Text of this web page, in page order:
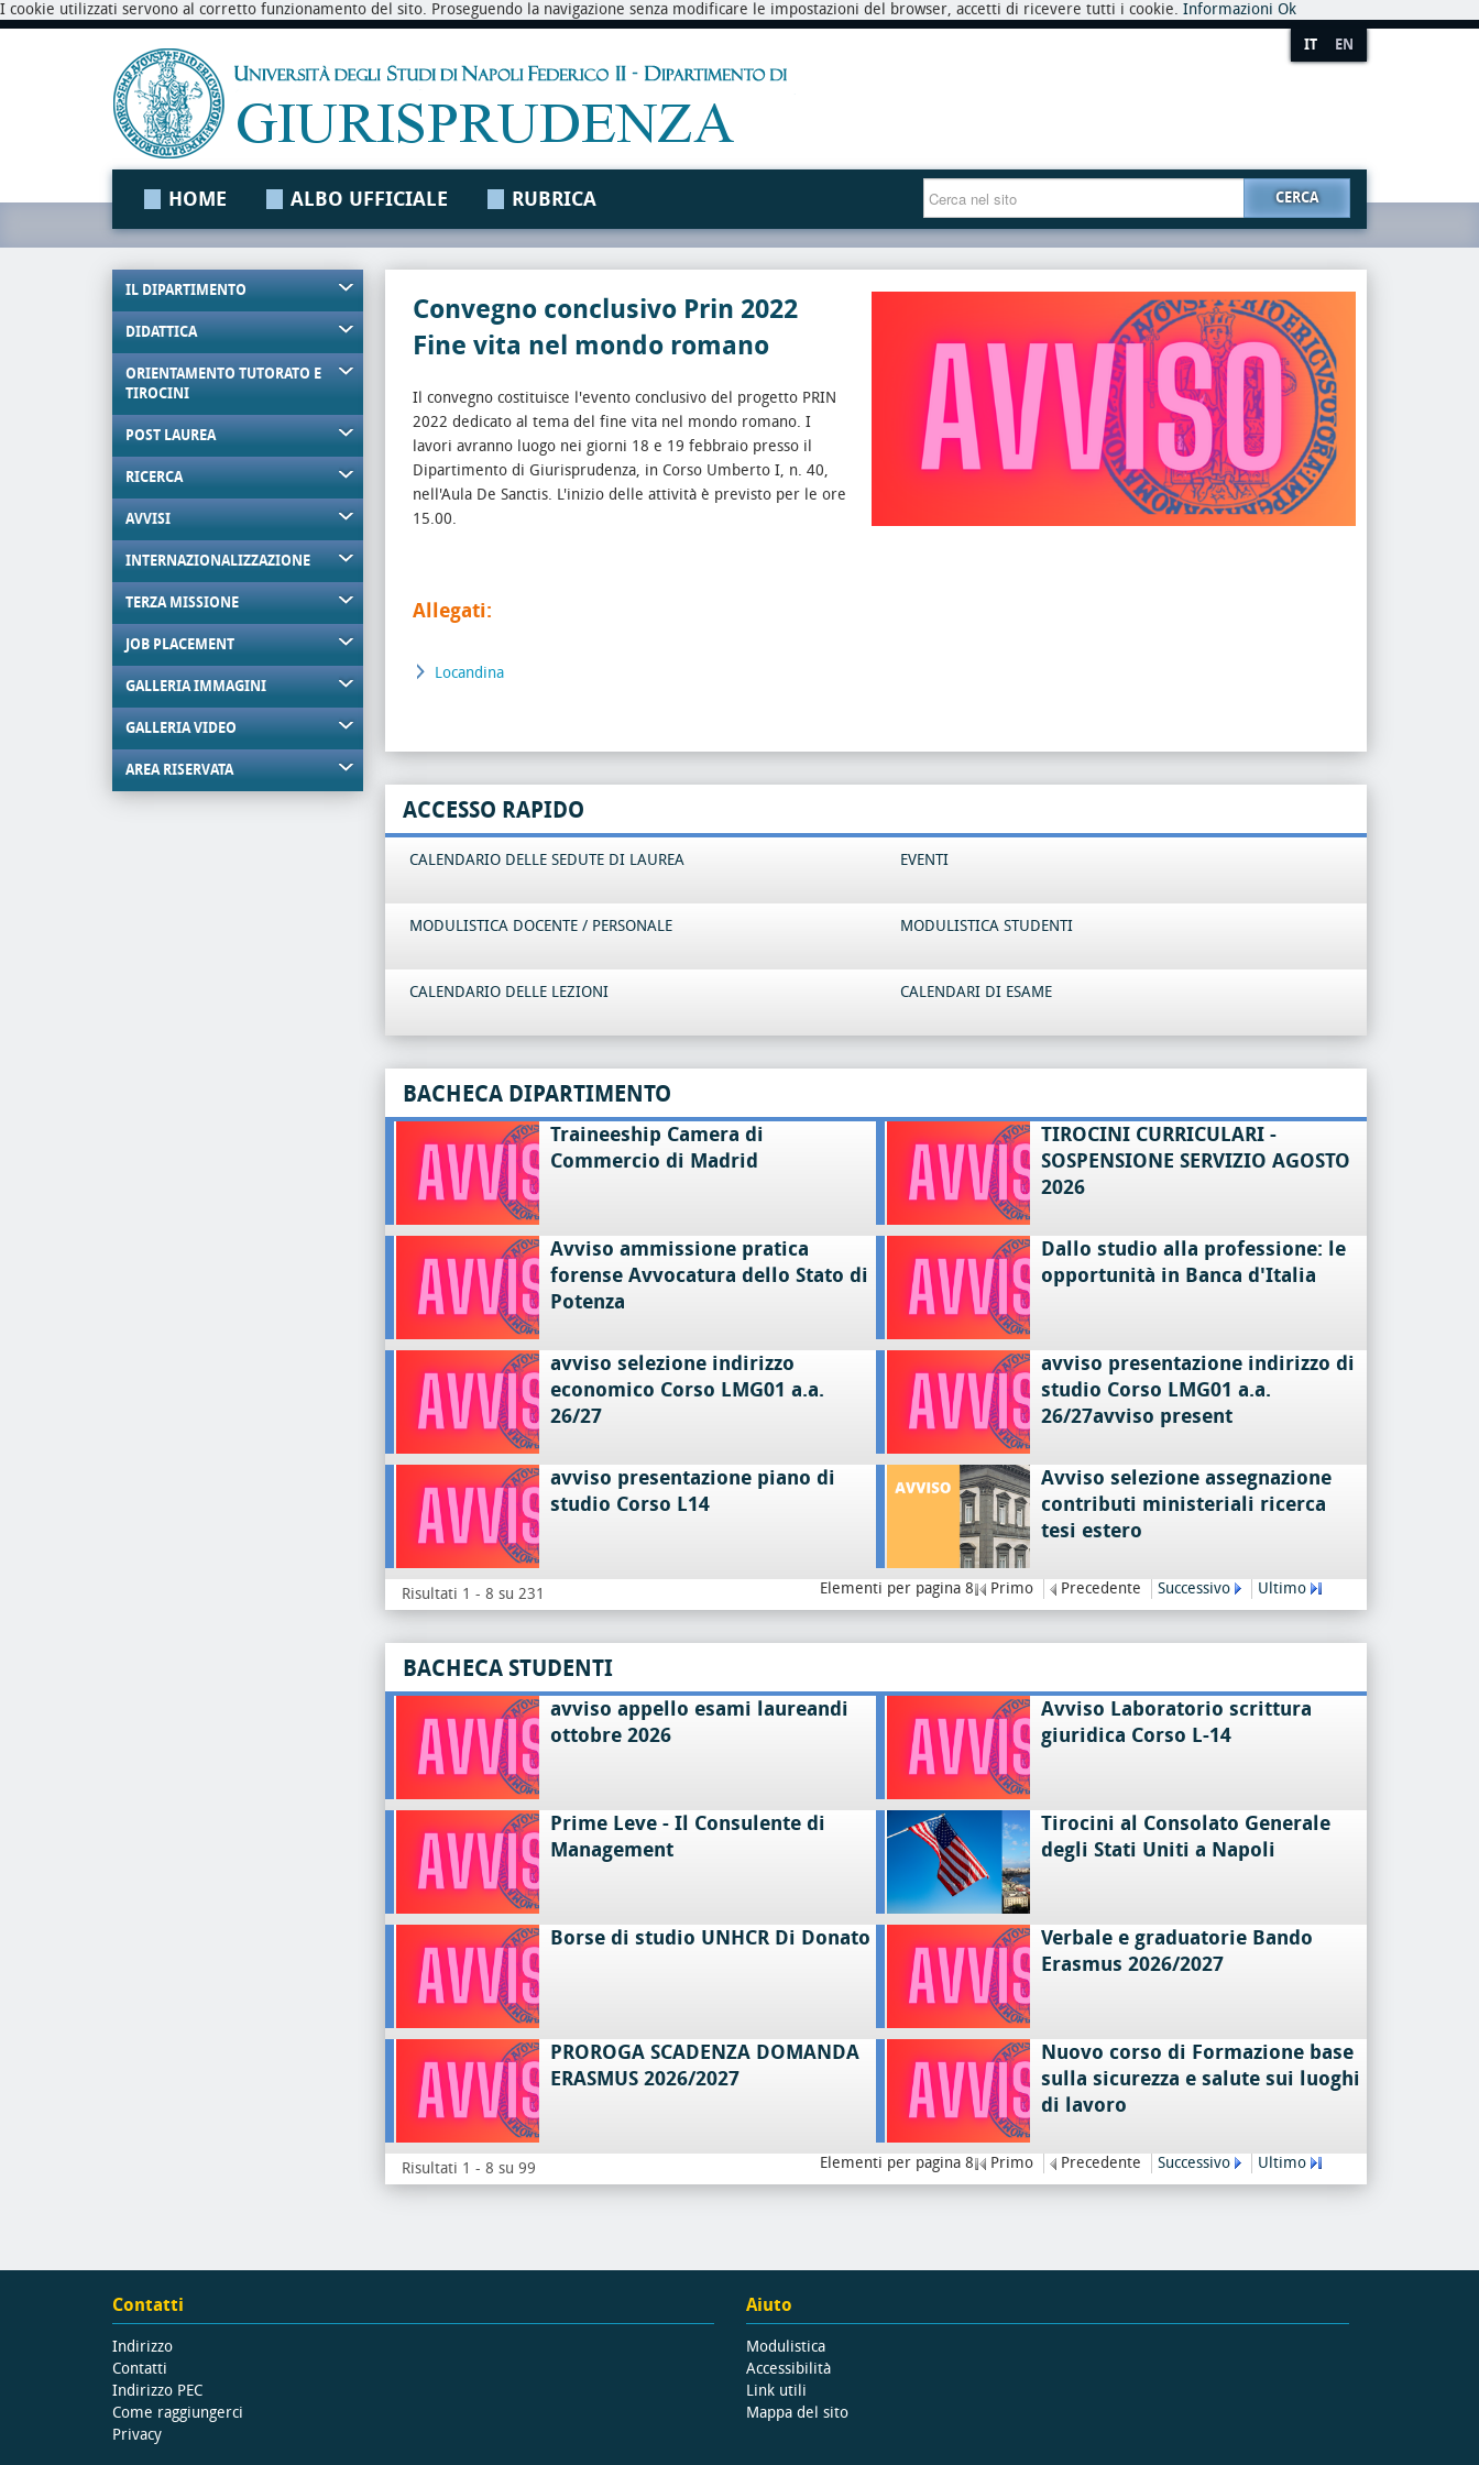
I cookie utilizzati servono al corretto funzionamento del sito. Proseguendo la navigazione senza modificare le impostazioni del browser, accetti di ricevere tutti i cookie. Informazioni Ok
IT EN
HOME ALBO UFFICIALE RUBRICA CERCA
IL DIPARTIMENTO
DIDATTICA
ORIENTAMENTO TUTORATO E
TIROCINI
POST LAUREA
RICERCA
AVVISI
INTERNAZIONALIZZAZIONE
TERZA MISSIONE
JOB PLACEMENT
GALLERIA IMMAGINI
GALLERIA VIDEO
AREA RISERVATA
Convegno conclusivo Prin 2022
Fine vita nel mondo romano
Il convegno costituisce l'evento conclusivo del progetto PRIN
2022 dedicato al tema del fine vita nel mondo romano. I
lavori avranno luogo nei giorni 18 e 19 febbraio presso il
Dipartimento di Giurisprudenza, in Corso Umberto I, n. 40,
nell'Aula De Sanctis. L'inizio delle attività è previsto per le ore
15.00.
Allegati:
Locandina
ACCESSO RAPIDO
CALENDARIO DELLE SEDUTE DI LAUREA EVENTI
MODULISTICA DOCENTE / PERSONALE MODULISTICA STUDENTI
CALENDARIO DELLE LEZIONI CALENDARI DI ESAME
BACHECA DIPARTIMENTO
Traineeship Camera di
Commercio di Madrid
TIROCINI CURRICULARI -
SOSPENSIONE SERVIZIO AGOSTO
2026
Avviso ammissione pratica
forense Avvocatura dello Stato di
Potenza
Dallo studio alla professione: le
opportunità in Banca d'Italia
avviso selezione indirizzo
economico Corso LMG01 a.a.
26/27
avviso presentazione indirizzo di
studio Corso LMG01 a.a.
26/27avviso present
avviso presentazione piano di
studio Corso L14
Avviso selezione assegnazione
contributi ministeriali ricerca
tesi estero
Risultati 1 - 8 su 231 Elementi per pagina 8 Primo Precedente Successivo Ultimo
BACHECA STUDENTI
avviso appello esami laureandi
ottobre 2026
Avviso Laboratorio scrittura
giuridica Corso L-14
Prime Leve - Il Consulente di
Management
Tirocini al Consolato Generale
degli Stati Uniti a Napoli
Borse di studio UNHCR Di Donato
Verbale e graduatorie Bando
Erasmus 2026/2027
PROROGA SCADENZA DOMANDA
ERASMUS 2026/2027
Nuovo corso di Formazione base
sulla sicurezza e salute sui luoghi
di lavoro
Risultati 1 - 8 su 99 Elementi per pagina 8 Primo Precedente Successivo Ultimo
Contatti
Indirizzo
Contatti
Indirizzo PEC
Come raggiungerci
Privacy
Aiuto
Modulistica
Accessibilità
Link utili
Mappa del sito